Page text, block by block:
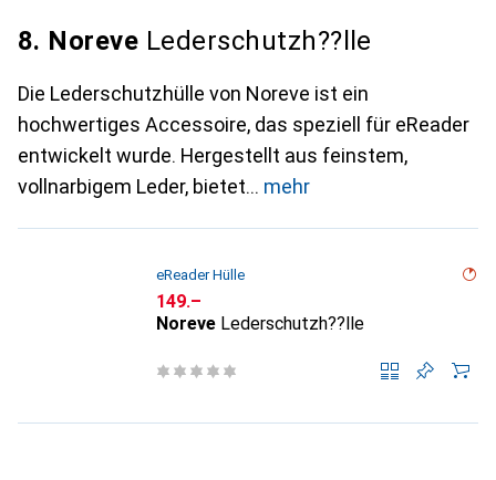
8. Noreve Lederschutzh??lle
Die Lederschutzhülle von Noreve ist ein
hochwertiges Accessoire, das speziell für eReader
entwickelt wurde. Hergestellt aus feinstem,
vollnarbigem Leder, bietet
mehr
eReader Hülle
CHF
149.–
Noreve Lederschutzh??lle